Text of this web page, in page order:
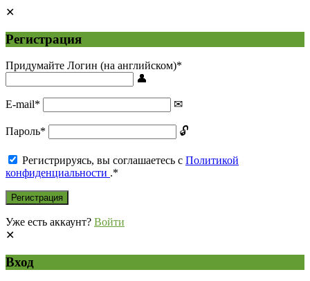
Регистрация
Придумайте Логин (на английском)*
E-mail*
Пароль*
Регистрируясь, вы соглашаетесь с Политикой
конфиденциальности .*
Уже есть аккаунт? Войти
Вход